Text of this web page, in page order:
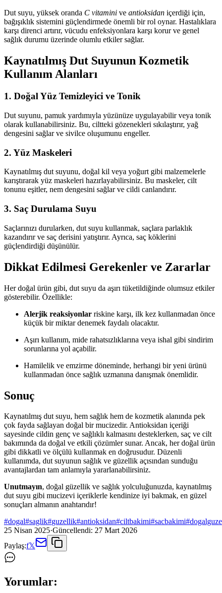
Dut suyu, yüksek oranda C vitamini ve antioksidan içerdiği için,
bağışıklık sistemini güçlendirmede önemli bir rol oynar. Hastalıklara
karşı direnci artırır, vücudu enfeksiyonlara karşı korur ve genel
sağlık durumu üzerinde olumlu etkiler sağlar.
Kaynatılmış Dut Suyunun Kozmetik
Kullanım Alanları
1. Doğal Yüz Temizleyici ve Tonik
Dut suyunu, pamuk yardımıyla yüzünüze uygulayabilir veya tonik
olarak kullanabilirsiniz. Bu, ciltteki gözenekleri sıkılaştırır, yağ
dengesini sağlar ve sivilce oluşumunu engeller.
2. Yüz Maskeleri
Kaynatılmış dut suyunu, doğal kil veya yoğurt gibi malzemelerle
karıştırarak yüz maskeleri hazırlayabilirsiniz. Bu maskeler, cilt
tonunu eşitler, nem dengesini sağlar ve cildi canlandırır.
3. Saç Durulama Suyu
Saçlarınızı durularken, dut suyu kullanmak, saçlara parlaklık
kazandırır ve saç derisini yatıştırır. Ayrıca, saç köklerini
güçlendirdiği düşünülür.
Dikkat Edilmesi Gerekenler ve Zararlar
Her doğal ürün gibi, dut suyu da aşırı tüketildiğinde olumsuz etkiler
gösterebilir. Özellikle:
Alerjik reaksiyonlar riskine karşı, ilk kez kullanmadan önce
küçük bir miktar denemek faydalı olacaktır.
Aşırı kullanım, mide rahatsızlıklarına veya ishal gibi sindirim
sorunlarına yol açabilir.
Hamilelik ve emzirme döneminde, herhangi bir yeni ürünü
kullanmadan önce sağlık uzmanına danışmak önemlidir.
Sonuç
Kaynatılmış dut suyu, hem sağlık hem de kozmetik alanında pek
çok fayda sağlayan doğal bir mucizedir. Antioksidan içeriği
sayesinde cildin genç ve sağlıklı kalmasını desteklerken, saç ve cilt
bakımında da doğal ve etkili çözümler sunar. Ancak, her doğal ürün
gibi dikkatli ve ölçülü kullanmak en doğrusudur. Düzenli
kullanımda, dut suyunun sağlık ve güzellik açısından sunduğu
avantajlardan tam anlamıyla yararlanabilirsiniz.
Unutmayın, doğal güzellik ve sağlık yolculuğunuzda, kaynatılmış
dut suyu gibi mucizevi içeriklerle kendinize iyi bakmak, en güzel
sonuçları almanın anahtarıdır!
#dogal#saglik#guzellik#antioksidan#ciltbakimi#sacbakimi#
25 Nisan 2025·Güncellendi: 27 Mart 2026
Paylaş:f𝕏
Yorumlar: